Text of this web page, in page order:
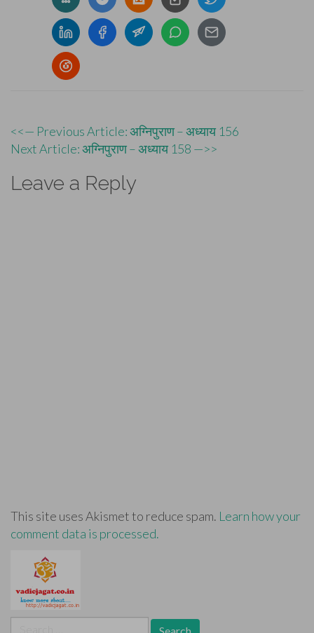
Post
navigation
<<— Previous Article: अग्निपुराण – अध्याय 156
Next Article: अग्निपुराण – अध्याय 158 —>>
Leave a Reply
This site uses Akismet to reduce spam. Learn how your
comment data is processed.